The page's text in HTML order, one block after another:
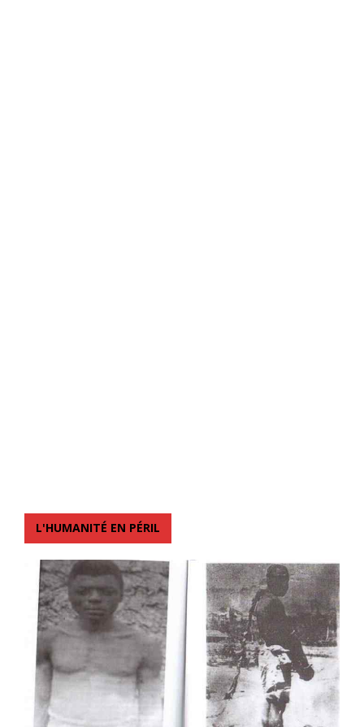
L'HUMANITÉ EN PÉRIL